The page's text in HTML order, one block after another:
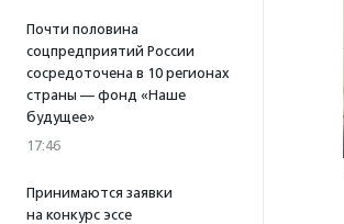
Почти половина
соцпредприятий России
сосредоточена в 10 регионах
страны — фонд «Наше
будущее»
17:46
Принимаются заявки
на конкурс эссе